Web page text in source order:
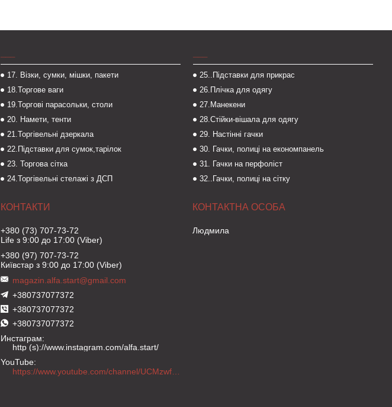
17. Візки, сумки, мішки, пакети
18.Торгове ваги
19.Торгові парасольки, столи
20. Намети, тенти
21.Торгівельні дзеркала
22.Підставки для сумок,тарілок
23. Торгова сітка
24.Торгівельні стелажі з ДСП
25..Підставки для прикрас
26.Плічка для одягу
27.Манекени
28.Стійки-вішала для одягу
29. Настінні гачки
30. Гачки, полиці на економпанель
31. Гачки на перфоліст
32..Гачки, полиці на сітку
+380 (73) 707-73-72
Life з 9:00 до 17:00 (Viber)
+380 (97) 707-73-72
Київстар з 9:00 до 17:00 (Viber)
magazin.alfa.start@gmail.com
+380737077372
+380737077372
+380737077372
Инстаграм
http (s)://www.instagram.com/alfa.start/
YouTube
https://www.youtube.com/channel/UCMzwfuPdxogFIKF_nELVFNw
Людмила